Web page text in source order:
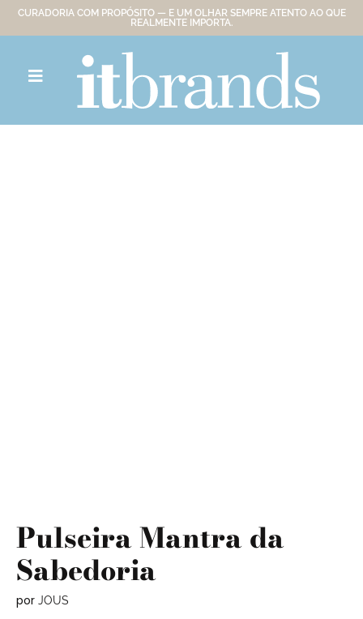
CURADORIA COM PROPÓSITO — E UM OLHAR SEMPRE ATENTO AO QUE
REALMENTE IMPORTA.
Pulseira Mantra da
Sabedoria
por JOUS